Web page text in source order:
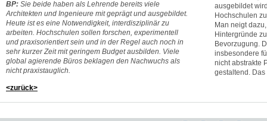
BP: Sie beide haben als Lehrende bereits viele
Architekten und Ingenieure mit geprägt und ausgebildet.
Heute ist es eine Notwendigkeit, interdisziplinär zu
arbeiten. Hochschulen sollen forschen, experimentell
und praxisorientiert sein und in der Regel auch noch in
sehr kurzer Zeit mit geringem Budget ausbilden. Viele
global agierende Büros beklagen den Nachwuchs als
nicht praxistauglich.
ausgebildet
Hochschulen
Man neigt
Hintergründe
Bevorzugung.
insbesondere
nicht abstrakte
gestaltend.
<zurück>